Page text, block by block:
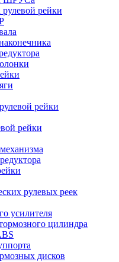
рейки
рейки
рейки
рулевых реек
усилителя
цилиндра
дисков